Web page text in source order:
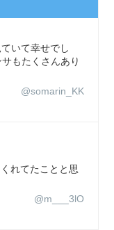
いて幸せでし
もたくさんあり
@somarin_KK
れてたことと思
@m___3lO